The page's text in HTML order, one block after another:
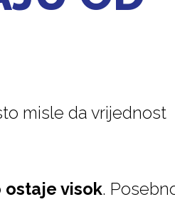
misle da vrijednost
ostaje visok.